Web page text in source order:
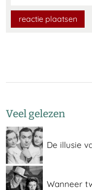
Veel gelezen
De illusie
Wanneer